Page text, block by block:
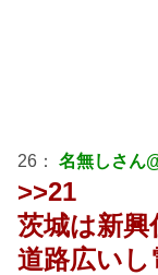
26： 名無しさん
>>21
茨城は新興
道路広いし